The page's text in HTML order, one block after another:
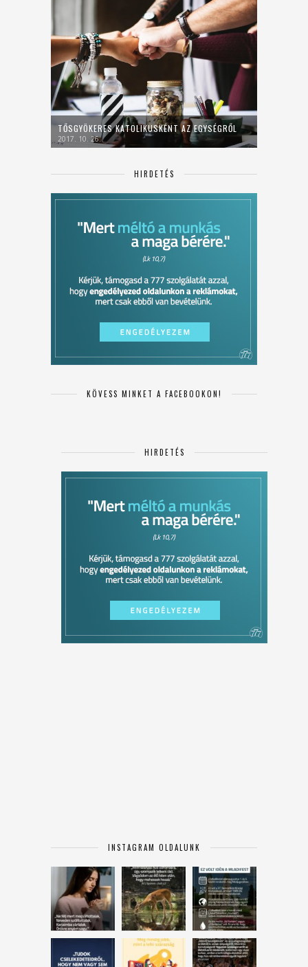
TŐSGYÖKERES KATOLIKUSKÉNT AZ EGYSÉGRŐL
2017. 10. 26.
HIRDETÉS
KÖVESS MINKET A FACEBOOKON!
HIRDETÉS
INSTAGRAM OLDALUNK